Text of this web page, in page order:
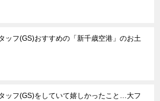
ッフ(GS)おすすめの「新千歳空港」のお土
ッフ(GS)をしていて嬉しかったこと…大フ